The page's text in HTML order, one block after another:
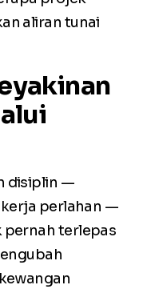
aliran tunai
disiplin —
perlahan —
pernah terlepas